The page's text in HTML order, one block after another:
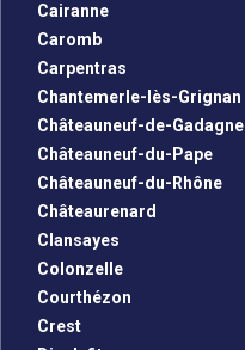
Cairanne
Caromb
Carpentras
Chantemerle-lès-Grignan
Châteauneuf-de-Gadagne
Châteauneuf-du-Pape
Châteauneuf-du-Rhône
Châteaurenard
Clansayes
Colonzelle
Courthézon
Crest